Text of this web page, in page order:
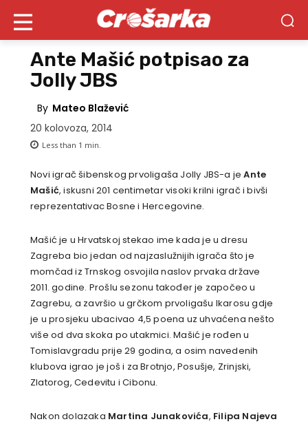
Ante Mašić potpisao za
Jolly JBS
By Mateo Blažević
20 kolovoza, 2014
Less than 1 min.
Novi igrač šibenskog prvoligaša Jolly JBS-a jeAnte
Mašić, iskusni 201 centimetar visoki krilni igrač i bivši
reprezentativac Bosne i Hercegovine.
Mašić je u Hrvatskoj stekao ime kada je u dresu
Zagreba bio jedan od najzaslužnijih igrača što je
momčad iz Trnskog osvojila naslov prvaka države
2011. godine. Prošlu sezonu također je započeo u
Zagrebu, a završio u grčkom prvoligašu Ikarosu gdje
je u prosjeku ubacivao 4,5 poena uz uhvaćena nešto
više od dva skoka po utakmici. Mašić je rođen u
Tomislavgradu prije 29 godina, a osim navedenih
klubova igrao je još i za Brotnjo, Posušje, Zrinjski,
Zlatorog, Cedevitu i Cibonu.
Nakon dolazaka Martina Junakovića, Filipa Najeva